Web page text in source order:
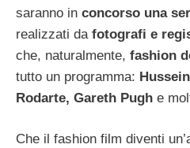
saranno in concorso una
realizzati da fotografi e
che, naturalmente, fashion
tutto un programma:
Rodarte, Gareth Pugh e
Che il fashion film diventi